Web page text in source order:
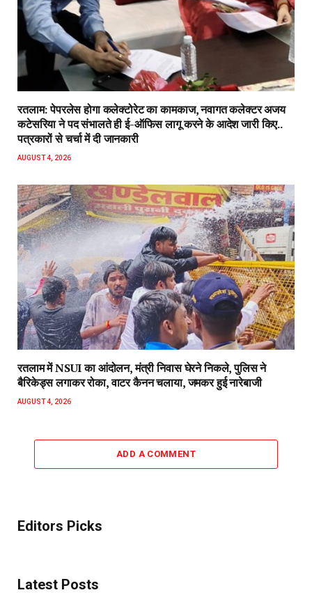
रतलाम: पेपरलेस होगा कलेक्टोरेट का कामकाज, नवागत कलेक्टर अजय
कटेसरिया ने पद संभालते ही ई-ऑफिस लागू करने के आदेश जारी किए..
पत्रकारों से चर्चा में दी जानकारी
AUGUST 4, 2026
रतलाम में NSUI का आंदोलन, मंत्री निवास घेरने निकले, पुलिस ने
बैरिकेड्स लगाकर रोका, वाटर कैनन चलाया, जमकर हुई नारेबाजी
AUGUST 4, 2026
ADD A COMMENT
Editors Picks
Latest Posts